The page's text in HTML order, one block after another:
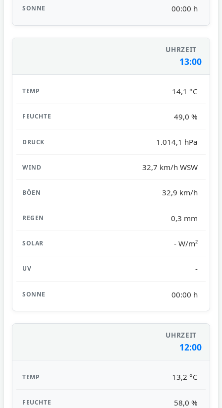
00:00 h
13:00
14,1 °C
49,0 %
1.014,1 hPa
32,7 km/h WSW
32,9 km/h
0,3 mm
- W/m²
-
00:00 h
12:00
13,2 °C
58,0 %